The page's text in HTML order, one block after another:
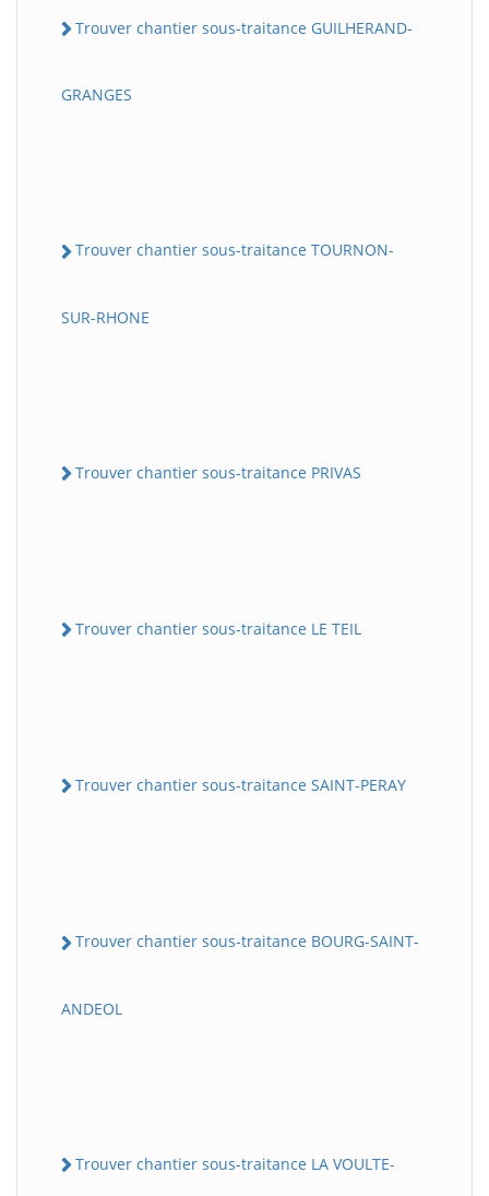
Trouver chantier sous-traitance GUILHERAND-
GRANGES
Trouver chantier sous-traitance TOURNON-
SUR-RHONE
Trouver chantier sous-traitance PRIVAS
Trouver chantier sous-traitance LE TEIL
Trouver chantier sous-traitance SAINT-PERAY
Trouver chantier sous-traitance BOURG-SAINT-
ANDEOL
Trouver chantier sous-traitance LA VOULTE-